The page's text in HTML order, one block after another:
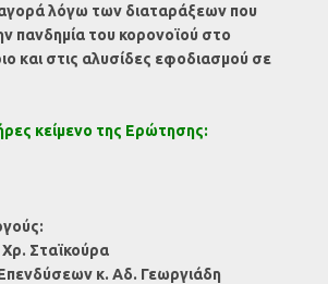
λόγω των διαταράξεων που
πανδημία του κορονοϊού στο
και στις αλυσίδες εφοδιασμού σε
κείμενο της Ερώτησης:
Σταϊκούρα
κ. Αδ. Γεωργιάδη